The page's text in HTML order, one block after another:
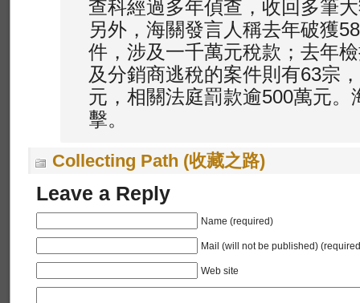
查科經過多年偵查，收回多筆
另外，海關發言人稱去年破獲
件，涉及一千萬元稅款；去年
及分銷商逃稅的案件則有63宗
元，相關法庭罰款逾500萬元。
擊。
Collecting Path (收藏之路)
Leave a Reply
Name (required)
Mail (will not be published)
Web site